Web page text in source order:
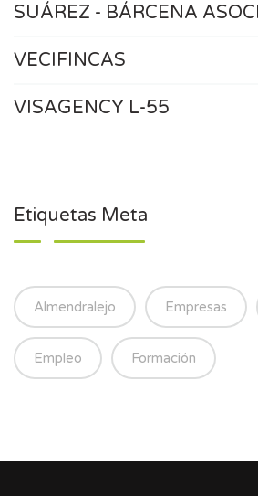
SUÁREZ - BÁRCENA
VECIFINCAS
VISAGENCY L-55
Etiquetas Meta
Almendralejo Empresas
Empleo Formación